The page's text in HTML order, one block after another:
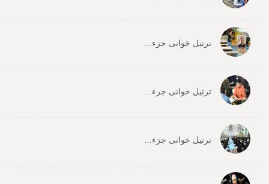
ترتیل خوانی جزء...
ترتیل خوانی جزء...
ترتیل خوانی جزء...